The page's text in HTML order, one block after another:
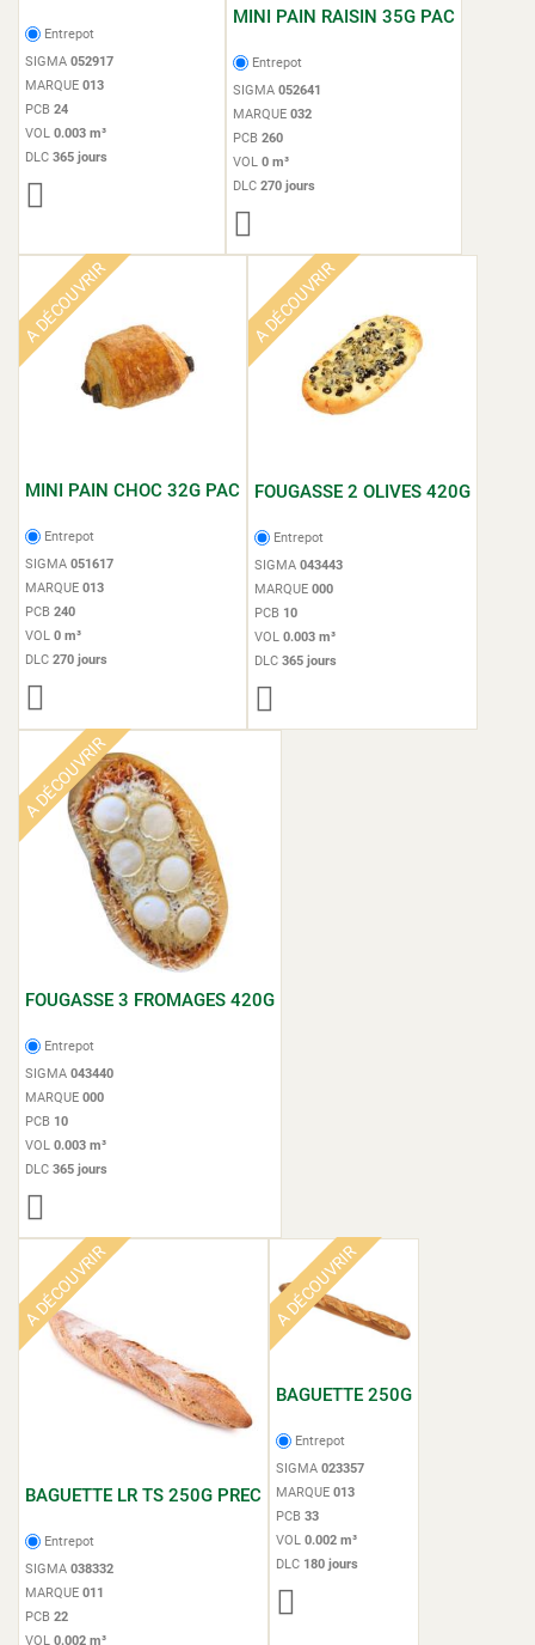
Entrepot
SIGMA 052917
MARQUE 013
PCB 24
VOL 0.003 m³
DLC 365 jours
MINI PAIN RAISIN 35G PAC
Entrepot
SIGMA 052641
MARQUE 032
PCB 260
VOL 0 m³
DLC 270 jours
A DÉCOUVRIR
MINI PAIN CHOC 32G PAC
Entrepot
SIGMA 051617
MARQUE 013
PCB 240
VOL 0 m³
DLC 270 jours
A DÉCOUVRIR
FOUGASSE 2 OLIVES 420G
Entrepot
SIGMA 043443
MARQUE 000
PCB 10
VOL 0.003 m³
DLC 365 jours
A DÉCOUVRIR
FOUGASSE 3 FROMAGES 420G
Entrepot
SIGMA 043440
MARQUE 000
PCB 10
VOL 0.003 m³
DLC 365 jours
A DÉCOUVRIR
BAGUETTE LR TS 250G PREC
Entrepot
SIGMA 038332
MARQUE 011
PCB 22
VOL 0.002 m³
A DÉCOUVRIR
BAGUETTE 250G
Entrepot
SIGMA 023357
MARQUE 013
PCB 33
VOL 0.002 m³
DLC 180 jours